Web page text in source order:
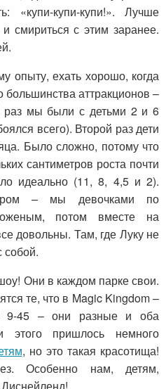
«купи-купи-купи!». Лучше
смириться с этим заранее.
опыту, ехать хорошо, когда
большинства аттракционов –
мы были с детьми 2 и 6
всего). Второй раз дети
Было сложно, потому что
сантиметров роста почти
идеально (11, 8, 4,5 и 2).
– мы девочками по
потом вместе на
довольны. Там, где Луку не
собой.
Они в каждом парке свои.
те, что в Magic Kingdom –
45 – они разные и оба
пришлось немного
, но это такая красотища!
Особенно нам, детям,